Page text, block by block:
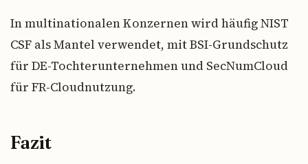
In multinationalen Konzernen wird häufig NIST
CSF als Mantel verwendet, mit BSI-Grundschutz
für DE-Tochterunternehmen und SecNumCloud
für FR-Cloudnutzung.
Fazit